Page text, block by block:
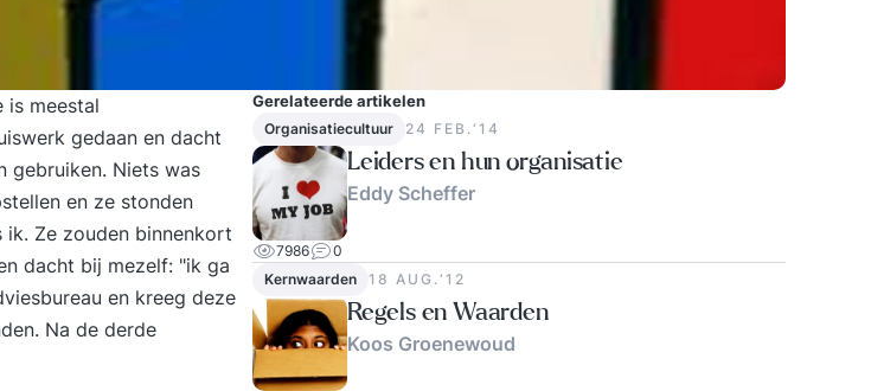
is meestal
gedaan en dacht
gebruiken. Niets was
en ze stonden
Ze zouden binnenkort
dacht bij mezelf: "ik ga
en kreeg deze
Na de derde
Gerelateerde artikelen
Organisatiecultuur 24 FEB.‘14
Leiders en hun organisatie
Eddy Scheffer
7986
0
Kernwaarden
18 AUG.‘12
Regels en Waarden
Koos Groenewoud